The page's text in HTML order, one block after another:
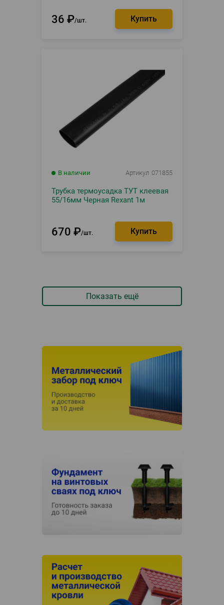
36 ₽ шт.
В наличии Артикул 071855
Трубка термоусадка ТУТ клеевая
55/16мм Черная Rexant 1м
670 ₽ шт.
Показать ещё